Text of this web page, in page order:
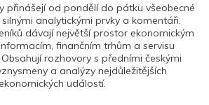
přinášejí od pondělí do pátku všeobecné
analytickými prvky a komentáři.
dávají největší prostor ekonomickým
finančním trhům a servisu
rozhovory s předními českými
a analýzy nejdůležitějších
událostí.